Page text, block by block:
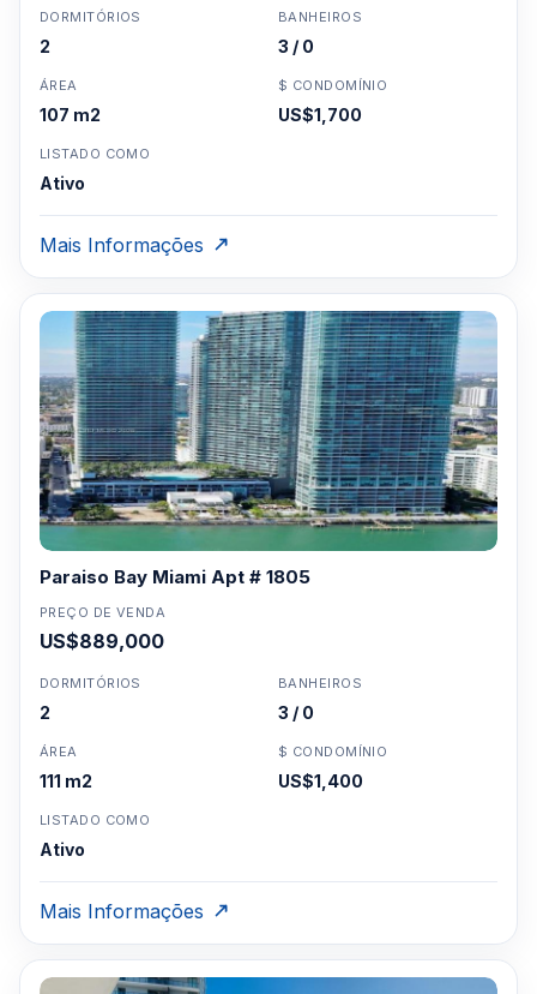
DORMITÓRIOS
2
BANHEIROS
3 / 0
ÁREA
107 m2
$ CONDOMÍNIO
US$1,700
LISTADO COMO
Ativo
Mais Informações
Paraiso Bay Miami Apt # 1805
PREÇO DE VENDA
US$889,000
DORMITÓRIOS
2
BANHEIROS
3 / 0
ÁREA
111 m2
$ CONDOMÍNIO
US$1,400
LISTADO COMO
Ativo
Mais Informações